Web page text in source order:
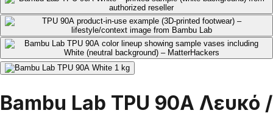
Bambu Lab TPU 90A Λευκό /